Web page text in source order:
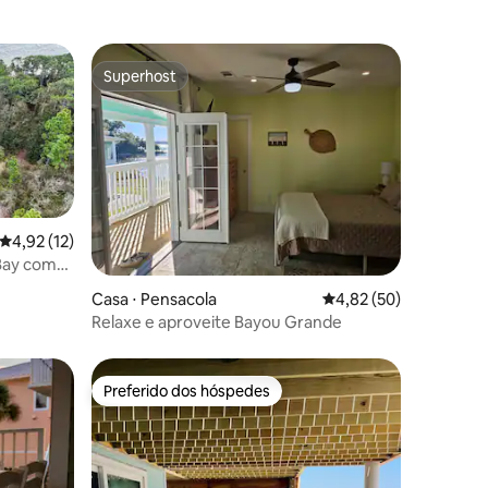
4,92 de uma avaliação média de 5, 12 avaliações
4,92 (12)
com
Superhost
Superhost
Casa ⋅ Pensacola 4,82 de uma
4,82 (50)
Relaxe e aproveite Bayou Grande
hóspedes Preferido dos hóspedes
Preferido dos hóspedes